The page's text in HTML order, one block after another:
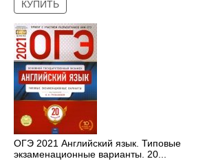
КУПИТЬ
ОГЭ 2021 Английский язык. Типовые
экзаменационные варианты. 20...